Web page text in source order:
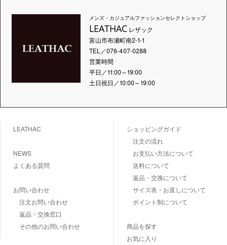
メンズ・カジュアルファッションセレクトショップ
LEATHACレザック
富山市布瀬町南2-1-1
TEL／076-407-0288
営業時間
平日／11:00～19:00
土日祝日／10:00～19:00
LEATHAC
NEWS
よくある質問
お問い合わせ
注文お問い合わせ
返品・交換窓口
その他のお問い合わせ
ショッピングガイド
注文の流れ
お支払い方法について
送料について
返品・交換について
サイズ表・お直しについて
ポイント制について
商品を探す
お気に入り